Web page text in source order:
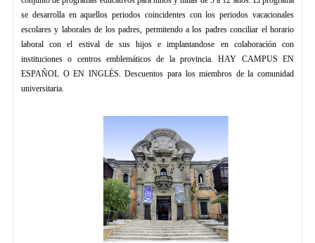
se desarrolla en aquellos periodos coincidentes con los periodos vacacionales
escolares y laborales de los padres, permitendo a los padres conciliar el horario
laboral con el estival de sus hijos e implantandose en colaboración con
instituciones o centros emblemáticos de la provincia. HAY CAMPUS EN
ESPAÑOL O EN INGLÉS. Descuentos para los miembros de la comunidad
universitaria.